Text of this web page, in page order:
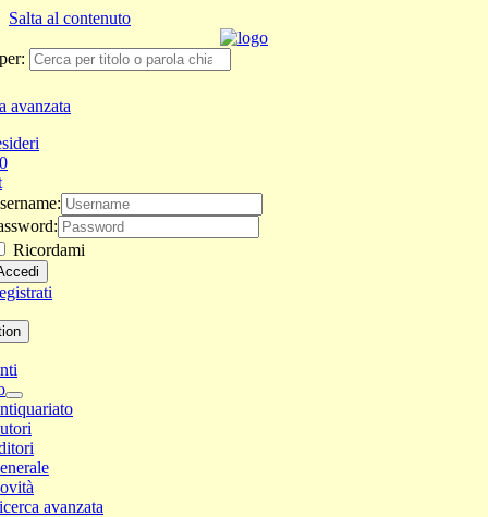
Salta al contenuto
avanzata
0
Ricordami
avanzata